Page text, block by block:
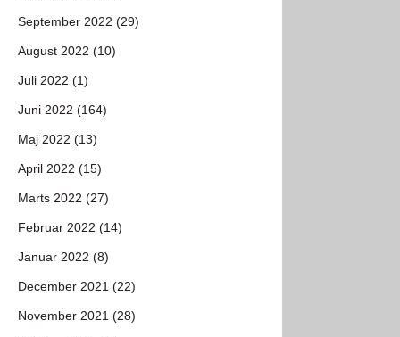
September 2022 (29)
August 2022 (10)
Juli 2022 (1)
Juni 2022 (164)
Maj 2022 (13)
April 2022 (15)
Marts 2022 (27)
Februar 2022 (14)
Januar 2022 (8)
December 2021 (22)
November 2021 (28)